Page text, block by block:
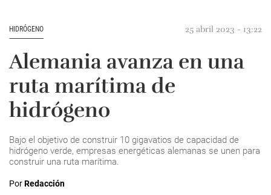
HIDRÓGENO 25 abril 2023 - 13:22
Alemania avanza en una
ruta marítima de
hidrógeno
Bajo el objetivo de construir 10 gigavatios de capacidad de
hidrógeno verde, empresas energéticas alemanas se unen para
construir una ruta marítima.
PorRedacción